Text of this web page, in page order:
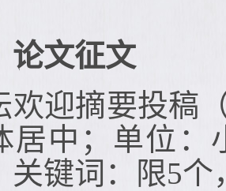
论文征文
欢迎摘要投稿
居中；单位：
关键词：限5